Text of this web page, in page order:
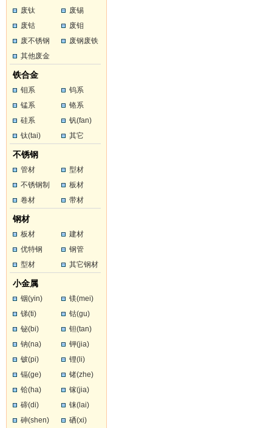
废钛
废锡
废钴
废钼
废不锈钢
废钢废铁
其他废金
属铁合金
钼系
钨系
锰系
铬系
硅系
钒(fan)
钛(tai)
其它
不锈钢
管材
型材
不锈钢制
品
板材
卷材
带材
钢材
板材
建材
优特钢
钢管
型材
其它钢材
小金属
铟(yin)
镁(mei)
锑(ti)
钴(gu)
铋(bi)
钽(tan)
钠(na)
钾(jia)
铍(pi)
锂(li)
镉(ge)
锗(zhe)
铪(ha)
镓(jia)
碲(di)
铼(lai)
砷(shen)
硒(xi)